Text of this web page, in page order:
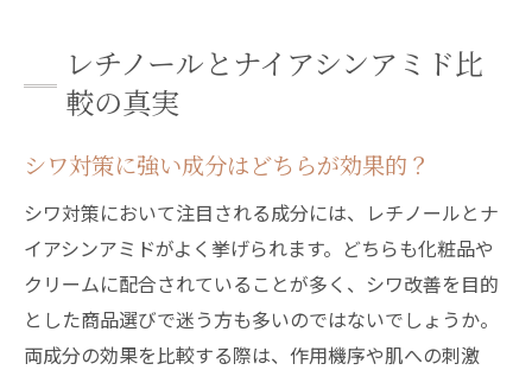
レチノールとナイアシンアミド比
較の真実
シワ対策に強い成分はどちらが効果的？
シワ対策において注目される成分には、レチノールとナ
イアシンアミドがよく挙げられます。どちらも化粧品や
クリームに配合されていることが多く、シワ改善を目的
とした商品選びで迷う方も多いのではないでしょうか。
両成分の効果を比較する際は、作用機序や肌への刺激